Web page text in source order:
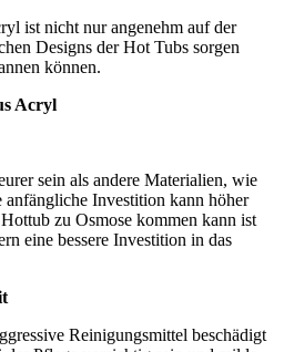
ist nicht nur angenehm auf der
Designs der Hot Tubs sorgen
können.
Acryl
sein als andere Materialien, wie
Investition kann höher
zu Osmose kommen kann ist
eine bessere Investition in das
Reinigungsmittel beschädigt